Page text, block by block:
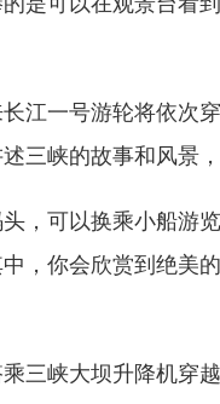
江一号游轮将依次
三峡的故事和风景
，可以换乘小船游
，你会欣赏到绝美
三峡大坝升降机穿